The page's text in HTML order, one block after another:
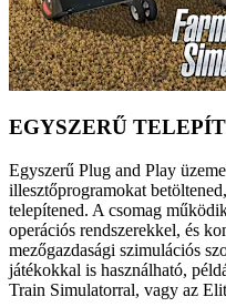
EGYSZERŰ
Egyszerű Plug and Play
illesztőprogramokat
telepítened. A csomag
operációs rendszerekkel, és
mezőgazdasági szimulációs
játékokkal is használható,
Train Simulatorral, vagy az